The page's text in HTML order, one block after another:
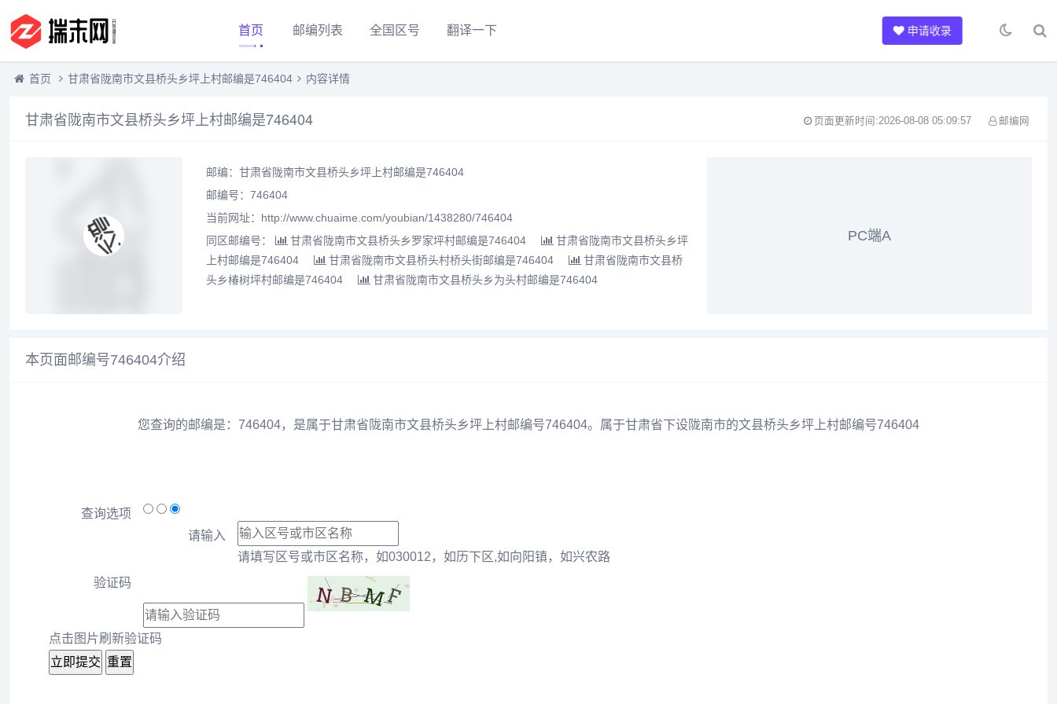
首页 邮编列表 全国区号 翻译一下 申请收录
首页 甘肃省陇南市文县桥头乡坪上村邮编是746404 内容详情
甘肃省陇南市文县桥头乡坪上村邮编是746404 页面更新时间:2026-08-08 05:09:57 邮编网
邮编：甘肃省陇南市文县桥头乡坪上村邮编是746404
邮编号：746404
当前网址：http://www.chuaime.com/youbian/1438280/746404
同区邮编号：
甘肃省陇南市文县桥头乡罗家坪村邮编是746404
甘肃省陇南市文县桥头乡坪
上村邮编是746404
甘肃省陇南市文县桥头村桥头街邮编是746404
甘肃省陇南市文县桥
头乡椿树坪村邮编是746404
甘肃省陇南市文县桥头乡为头村邮编是746404
PC端A
本页面邮编号746404介绍
您查询的邮编是：746404，是属于甘肃省陇南市文县桥头乡坪上村邮编号746404。属于甘肃省下设陇南市的文县桥头乡坪上村邮编号746404
查询选项
请输入
请填写区号或市区名称，如030012，如历下区,如向阳镇，如兴农路
验证码
点击图片刷新验证码
立即提交 重置